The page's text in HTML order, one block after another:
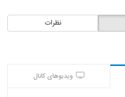
نظرات
ویدیوهای کانال